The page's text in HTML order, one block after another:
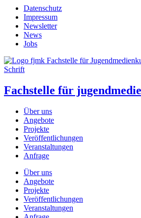
Datenschutz
Impressum
Newsletter
News
Jobs
Fachstelle für
Über uns
Angebote
Projekte
Veröffentlichungen
Veranstaltungen
Anfrage
Über uns
Angebote
Projekte
Veröffentlichungen
Veranstaltungen